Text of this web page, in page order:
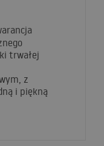
trwałej
z
i piękną